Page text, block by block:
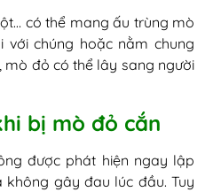
có thể mang ấu trùng mò
với chúng hoặc nằm chung
mò đỏ có thể lây sang người
bị mò đỏ cắn
được phát hiện ngay lập
không gây đau lúc đầu. Tuy